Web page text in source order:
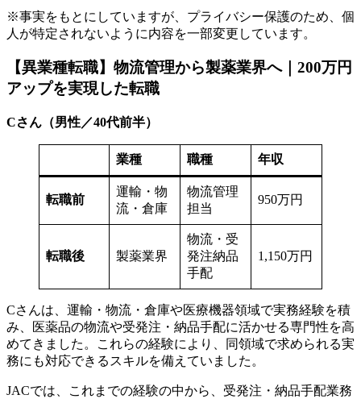
※事実をもとにしていますが、プライバシー保護のため、個
人が特定されないように内容を一部変更しています。
【異業種転職】物流管理から製薬業界へ｜200万円
アップを実現した転職
Cさん（男性／40代前半）
業種 職種 年収
転職前
運輸・物
流・倉庫
物流管理
担当
950万円
転職後 製薬業界
物流・受
発注納品
手配
1,150万円
Cさんは、運輸・物流・倉庫や医療機器領域で実務経験を積
み、医薬品の物流や受発注・納品手配に活かせる専門性を高
めてきました。これらの経験により、同領域で求められる実
務にも対応できるスキルを備えていました。
JACでは、これまでの経験の中から、受発注・納品手配業務